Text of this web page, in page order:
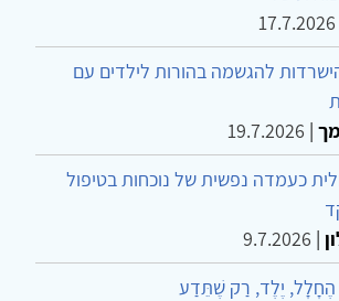
17.7.2026
להגשמה בהורות לילדים עם
|
19.7.2026
כעמדה נפשית של נוכחות בטיפול
|
9.7.2026
הֶחָלָל, יֶלֶד, רַק שֶׁתֵּדַע